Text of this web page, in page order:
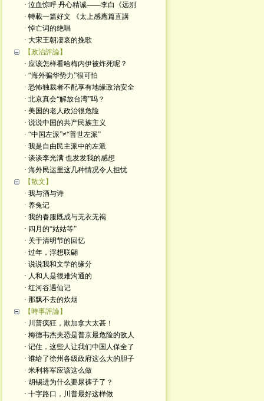
· 泣血惊呼 丹心精诚——李白《远别
· 轉載一篇好文 《太上感應篇直講
· 悼亡词的绝唱
· 大宋王朝凄哀的挽歌
【政治評論】
· 应该怎样看哈梅内伊被炸死呢？
· “海外骗华势力”很可怕
· 恐怖独裁者不配享有地缘政治安全
· 北京真会“解放台湾”吗？
· 美国的老人政治很危险
· 说说中国的共产民族主义
· “中国左派”≠“普世左派”
· 我是自由民主派中的左派
· 谈谈李光满 也发发我的感想
· 海外民运里这几种情况令人担忧
【散文】
· 我与酒与诗
· 养兔记
· 我的春服既成与无衣无褐
· 四月的“姑姑等”
· 关于清明节的回忆
· 过年，浮想联翩
· 说说我和文学的缘分
· 人和人是很难沟通的
· 红河谷遇仙记
· 那飘不去的炊烟
【時事評論】
· 川普疯狂，欺加拿大太甚！
· 梅德韦杰夫恐是普京最危险的敌人
· 记住，这些人让我们中国人保全了
· 谁给了徐州各级政府这么大的胆子
· 米利将军应该这么做
· 胡锡进为什么要尿裤子了？
· 十字路口，川普最好这样做